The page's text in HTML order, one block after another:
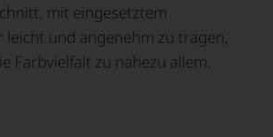
mit eingesetztem
leicht und angenehm zu tragen,
Farbvielfalt zu nahezu allem.